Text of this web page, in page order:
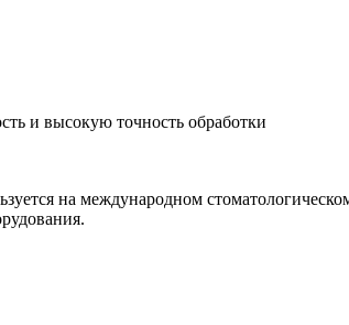
и высокую точность обработки
на международном